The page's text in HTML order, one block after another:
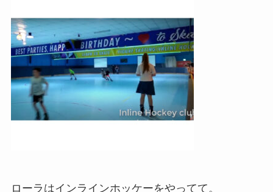
ローラはインラインホッケーをやってて。